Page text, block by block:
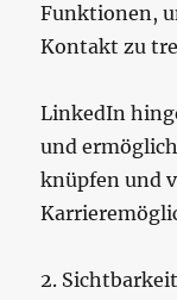
Funktionen,
Kontakt zu
LinkedIn
und
knüpfen und
2.